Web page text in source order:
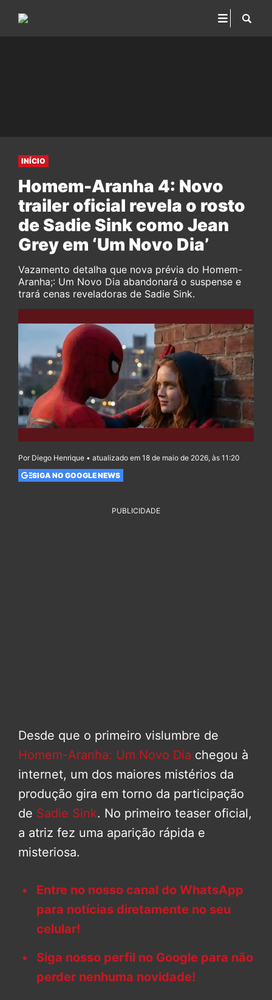
INÍCIO
Homem-Aranha 4: Novo
trailer oficial revela o rosto
de Sadie Sink como Jean
Grey em ‘Um Novo Dia’
Vazamento detalha que nova prévia do Homem-
Aranha;: Um Novo Dia abandonará o suspense e
trará cenas reveladoras de Sadie Sink.
Por Diego Henrique • atualizado em 18 de maio de 2026, às 11:20
SIGA NO GOOGLE NEWS
PUBLICIDADE
Desde que o primeiro vislumbre de
Homem-Aranha: Um Novo Dia chegou à
internet, um dos maiores mistérios da
produção gira em torno da participação
de Sadie Sink. No primeiro teaser oficial,
a atriz fez uma aparição rápida e
misteriosa.
Entre no nosso canal do WhatsApp
para notícias diretamente no seu
celular!
Siga nosso perfil no Google para não
perder nenhuma novidade!